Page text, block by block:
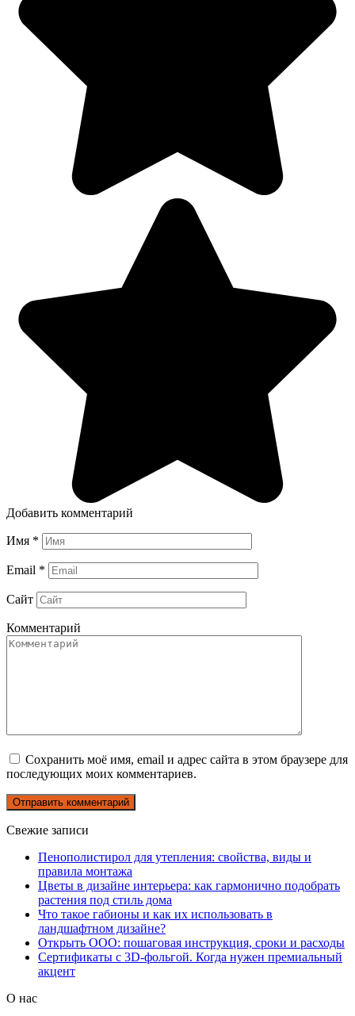
Добавить комментарий
Имя *
Email *
Сайт
Комментарий
Сохранить моё имя, email и адрес сайта в этом браузере для
последующих моих комментариев.
Свежие записи
Пенополистирол для утепления: свойства, виды и
правила монтажа
Цветы в дизайне интерьера: как гармонично подобрать
растения под стиль дома
Что такое габионы и как их использовать в
ландшафтном дизайне?
Открыть ООО: пошаговая инструкция, сроки и расходы
Сертификаты с 3D-фольгой. Когда нужен премиальный
акцент
О нас